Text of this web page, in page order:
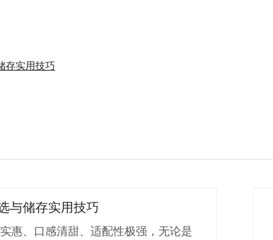
存实用技巧
与储存实用技巧
惠、口感清甜、适配性极强，无论是